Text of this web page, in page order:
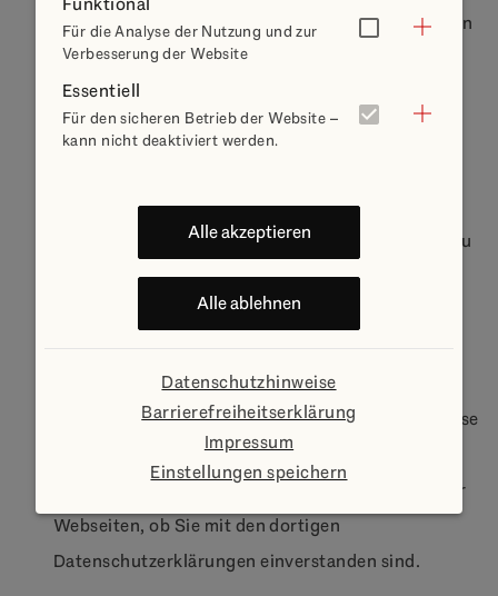
Aufbewahrungsfristen, werden die entsprechenden
Daten schnellstmöglich gelöscht.
VII. Externe Links
bzw. zu anderen Webseiten in unserer
Verantwortung enthalten. Folgen Sie einem Link zu
einer der Webseiten außerhalb unserer
Verantwortung, beachten Sie bitte, dass diese
Datenschutzinformationen verfügen. Für diese
fremden Webseiten und deren Datenschutzhinweise
übernehmen wir keine Verantwortung oder
Haftung. Überprüfen Sie daher vor Nutzung dieser
Webseiten, ob Sie mit den dortigen
Datenschutzerklärungen einverstanden sind.
Für die Analyse der Nutzung und zur
Verbesserung der Website
Essentiell
Für den sicheren Betrieb der Website –
kann nicht deaktiviert werden.
Alle ablehnen
Alle akzeptieren
Datenschutzhinweise
Barrierefreiheitserklärung
Impressum
Einstellungen speichern